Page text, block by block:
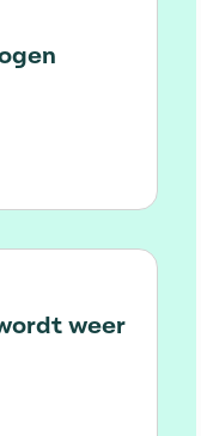
helden mogen
weer